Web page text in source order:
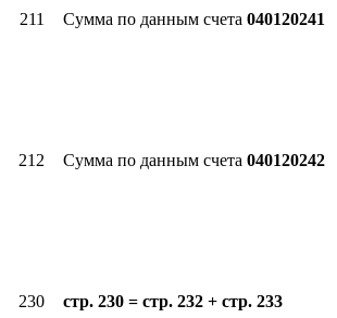
211 Сумма по данным счета 040120241
212 Сумма по данным счета 040120242
230 стр. 230 = стр. 232 + стр. 233